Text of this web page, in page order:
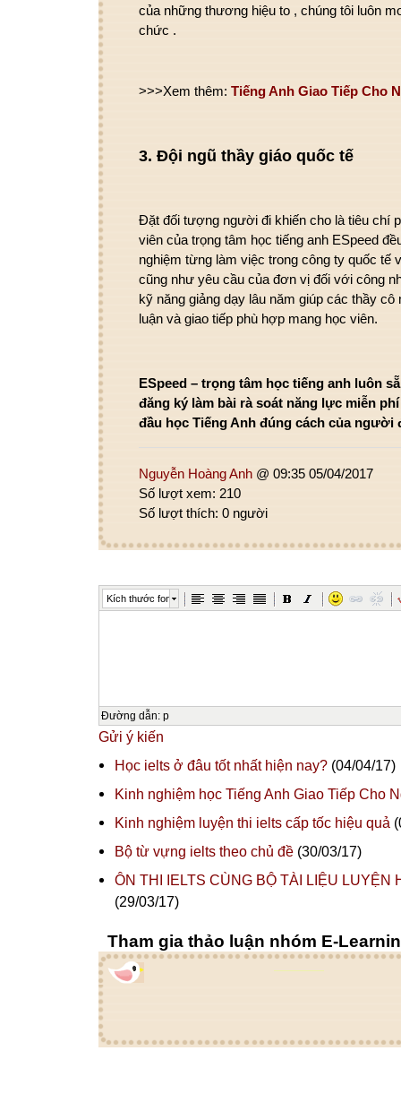
của những thương hiệu to , chúng tôi luôn
chức .
>>>Xem thêm: Tiếng Anh Giao Tiếp Cho
3. Đội ngũ thầy giáo quốc tế
Đặt đối tượng người đi khiến cho là tiêu chí
viên của trọng tâm học tiếng anh ESpeed
nghiệm từng làm việc trong công ty quốc tế
cũng như yêu cầu của đơn vị đối với công
kỹ năng giảng dạy lâu năm giúp các thầy cô
luận và giao tiếp phù hợp mang học viên.
ESpeed – trọng tâm học tiếng anh luôn
đăng ký làm bài rà soát năng lực miễn
đầu học Tiếng Anh đúng cách của người
Nguyễn Hoàng Anh @ 09:35 05/04/2017
Số lượt xem: 210
Số lượt thích: 0 người
Kích thước font
Đường dẫn: p
Gửi ý kiến
Học ielts ở đâu tốt nhất hiện nay? (04/04/17)
Kinh nghiệm học Tiếng Anh Giao Tiếp Cho
Kinh nghiệm luyện thi ielts cấp tốc hiệu quả
Bộ từ vựng ielts theo chủ đề (30/03/17)
ÔN THI IELTS CÙNG BỘ TÀI LIỆU LUYỆN
(29/03/17)
Tham gia thảo luận nhóm E-